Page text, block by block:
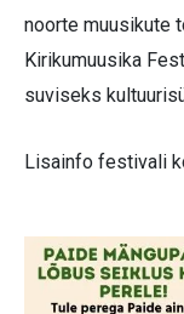
noorte muusikute
Kirikumuusika
suviseks
Lisainfo festivali